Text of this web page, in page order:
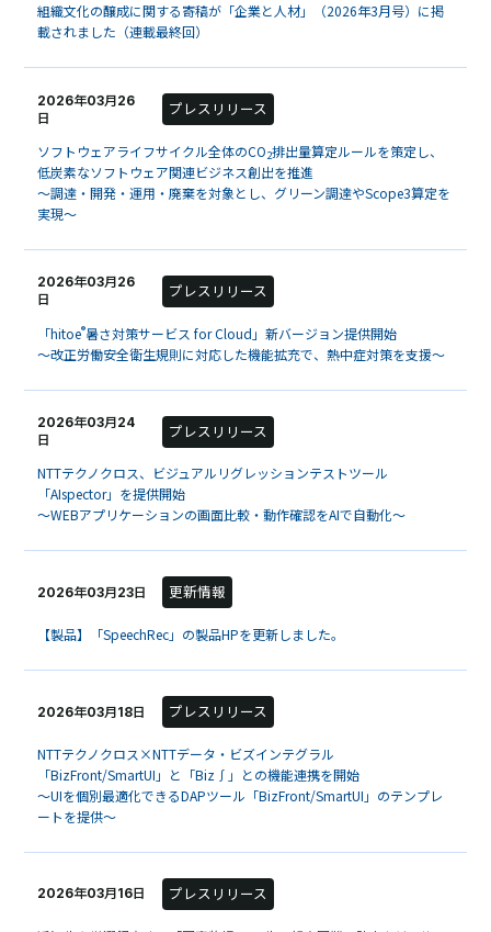
組織文化の醸成に関する寄稿が「企業と人材」（2026年3月号）に掲
載されました（連載最終回）
2026年03月26
日
プレスリリース
ソフトウェアライフサイクル全体のCO2排出量算定ルールを策定し、
低炭素なソフトウェア関連ビジネス創出を推進
～調達・開発・運用・廃棄を対象とし、グリーン調達やScope3算定を
実現～
2026年03月26
日
プレスリリース
「hitoe®暑さ対策サービス for Cloud」新バージョン提供開始
～改正労働安全衛生規則に対応した機能拡充で、熱中症対策を支援～
2026年03月24
日
プレスリリース
NTTテクノクロス、ビジュアルリグレッションテストツール
「AIspector」を提供開始
～WEBアプリケーションの画面比較・動作確認をAIで自動化～
2026年03月23日 更新情報
【製品】「SpeechRec」の製品HPを更新しました。
2026年03月18日 プレスリリース
NTTテクノクロス×NTTデータ・ビズインテグラル
「BizFront/SmartUI」と「Biz∫」との機能連携を開始
～UIを個別最適化できるDAPツール「BizFront/SmartUI」のテンプレ
ートを提供～
2026年03月16日 プレスリリース